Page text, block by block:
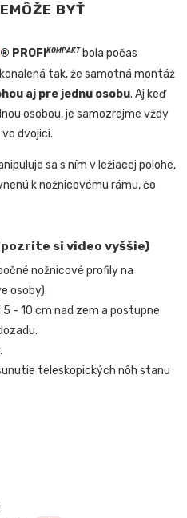
BYŤ
® PROFIKOMPAKT bola počas
tak, že samotná montáž
aj pre jednu osobu. Aj keď
osobou, je samozrejme vždy
dvojici.
sa s ním v ležiacej polohe,
k nožnicovému rámu, čo
si video vyššie)
nožnicové profily na
osoby).
- 10 cm nad zem a postupne
teleskopických nôh stanu